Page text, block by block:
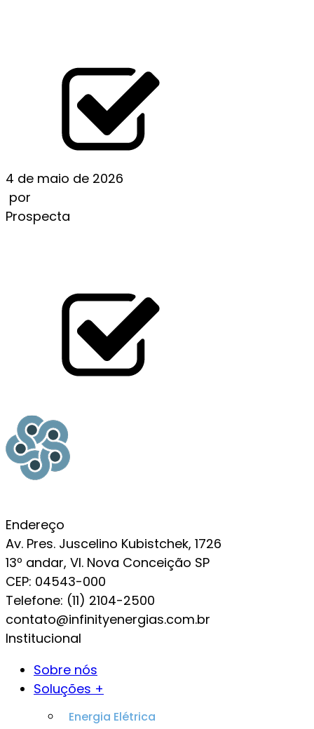
4 de maio de 2026
por
Prospecta
Endereço
Av. Pres. Juscelino Kubistchek, 1726
13º andar, Vl. Nova Conceição SP
CEP: 04543-000
Telefone: (11) 2104-2500
contato@infinityenergias.com.br
Institucional
Sobre nós
Soluções +